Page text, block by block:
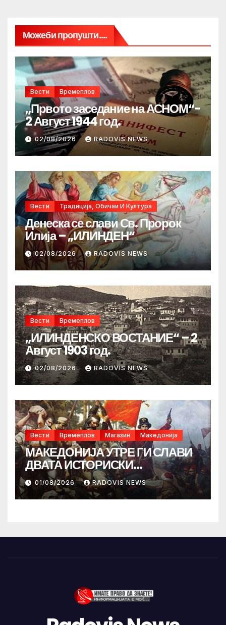
Можеби пропушти....
Вести Времеплов
„Првото заседание на АСНОМ“-
2 Август 1944 год.
02/08/2026 RADOVIS NEWS
Вести Традиција, Обичаи И Култура
Денеска се слави Св. Пророк
Илија – „ИЛИНДЕН“
02/08/2026 RADOVIS NEWS
Вести Времеплов
„ИЛИНДЕНСКО ВОСТАНИЕ“ – 2
Август 1903 год.
02/08/2026 RADOVIS NEWS
Вести Времеплов Магазин Македонија
МАКЕДОНИЈА УТРЕ ГИ СЛАВИ
ДВАТА ИСТОРИСКИ
ИЛИНДЕНА!
01/08/2026 RADOVIS NEWS